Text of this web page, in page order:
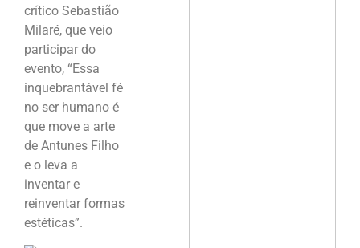
crítico Sebastião
Milaré, que veio
participar do
evento, “Essa
inquebrantável fé
no ser humano é
que move a arte
de Antunes Filho
e o leva a
inventar e
reinventar formas
estéticas”.